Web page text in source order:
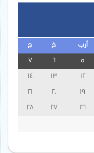
أرب خ ج
13
14
19
20
21
26
27
28